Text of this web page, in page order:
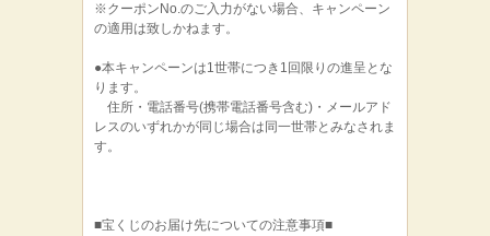
※クーポンNo.のご入力がない場合、キャンペーン
の適用は致しかねます。
●本キャンペーンは1世帯につき1回限りの進呈とな
ります。
住所・電話番号(携帯電話番号含む)・メールアド
レスのいずれかが同じ場合は同一世帯とみなされま
す。
■宝くじのお届け先についての注意事項■